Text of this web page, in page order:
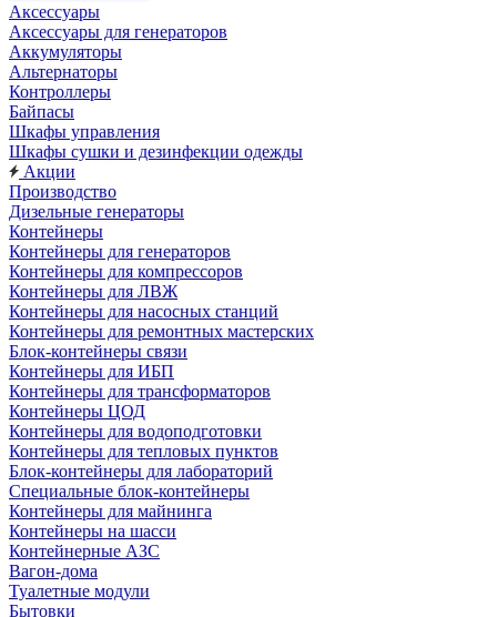
Аксессуары
Аксессуары для генераторов
Аккумуляторы
Альтернаторы
Контроллеры
Байпасы
Шкафы управления
Шкафы сушки и дезинфекции одежды
Акции
Производство
Дизельные генераторы
Контейнеры
Контейнеры для генераторов
Контейнеры для компрессоров
Контейнеры для ЛВЖ
Контейнеры для насосных станций
Контейнеры для ремонтных мастерских
Блок-контейнеры связи
Контейнеры для ИБП
Контейнеры для трансформаторов
Контейнеры ЦОД
Контейнеры для водоподготовки
Контейнеры для тепловых пунктов
Блок-контейнеры для лабораторий
Специальные блок-контейнеры
Контейнеры для майнинга
Контейнеры на шасси
Контейнерные АЗС
Вагон-дома
Туалетные модули
Бытовки